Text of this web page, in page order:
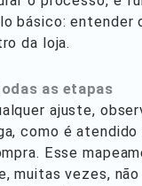
básico: entender
da loja.
as etapas
ajuste,
como é atendido
Esse
muitas vezes, não